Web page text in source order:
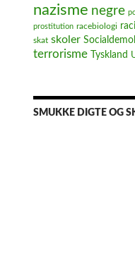
nazisme negre
prostitution racebiologi
skat skoler
terrorisme Tyskland
SMUKKE DIGTE OG